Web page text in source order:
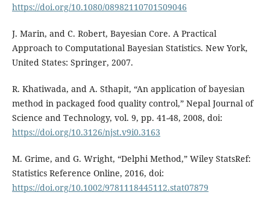
https://doi.org/10.1080/08982110701509046
J. Marin, and C. Robert, Bayesian Core. A Practical
Approach to Computational Bayesian Statistics. New York,
United States: Springer, 2007.
R. Khatiwada, and A. Sthapit, “An application of bayesian
method in packaged food quality control,” Nepal Journal of
Science and Technology, vol. 9, pp. 41-48, 2008, doi:
https://doi.org/10.3126/njst.v9i0.3163
M. Grime, and G. Wright, “Delphi Method,” Wiley StatsRef:
Statistics Reference Online, 2016, doi:
https://doi.org/10.1002/9781118445112.stat07879